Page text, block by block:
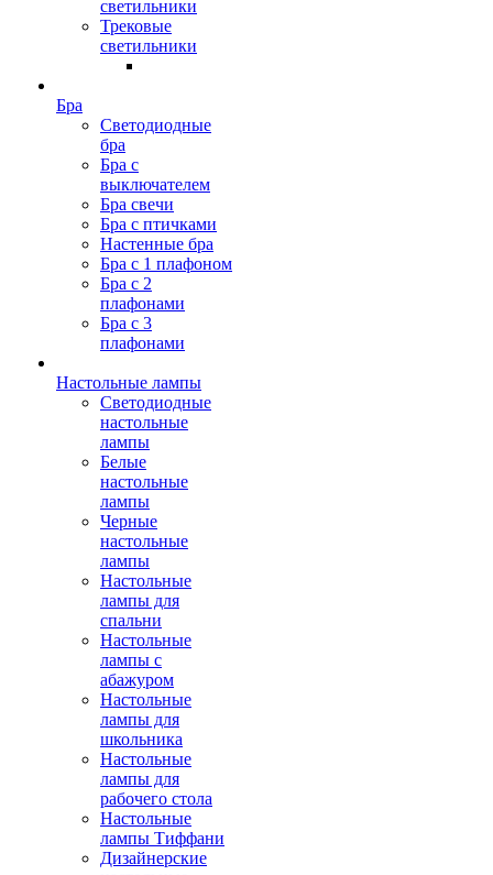
светильники
Трековые
светильники
Бра
Светодиодные
бра
Бра с
выключателем
Бра свечи
Бра с птичками
Настенные бра
Бра с 1 плафоном
Бра с 2
плафонами
Бра с 3
плафонами
Настольные лампы
Светодиодные
настольные
лампы
Белые
настольные
лампы
Черные
настольные
лампы
Настольные
лампы для
спальни
Настольные
лампы с
абажуром
Настольные
лампы для
школьника
Настольные
лампы для
рабочего стола
Настольные
лампы Тиффани
Дизайнерские